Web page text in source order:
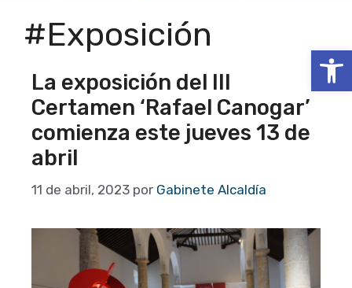
Abrir
#Exposición
La exposición del III
Certamen ‘Rafael Canogar’
comienza este jueves 13 de
abril
11 de abril, 2023 por Gabinete Alcaldía